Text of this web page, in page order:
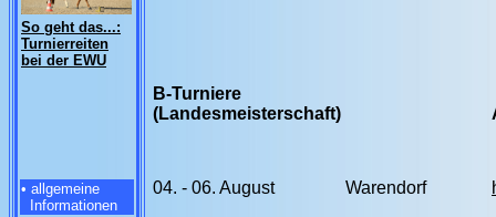
So geht das...:
Turnierreiten
bei der EWU
• allgemeine
Informationen
B-Turniere
(Landesmeisterschaft)
04. - 06. August Warendorf